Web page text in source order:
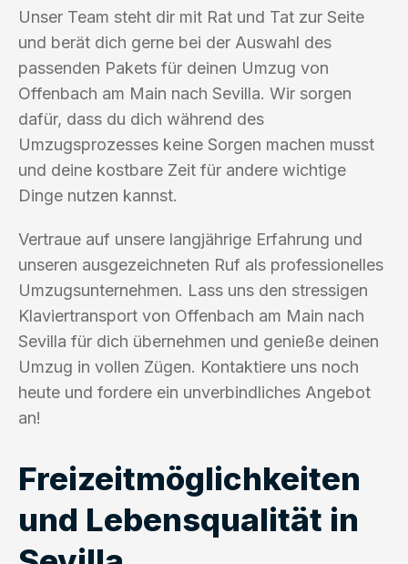
Unser Team steht dir mit Rat und Tat zur Seite
und berät dich gerne bei der Auswahl des
passenden Pakets für deinen Umzug von
Offenbach am Main nach Sevilla. Wir sorgen
dafür, dass du dich während des
Umzugsprozesses keine Sorgen machen musst
und deine kostbare Zeit für andere wichtige
Dinge nutzen kannst.
Vertraue auf unsere langjährige Erfahrung und
unseren ausgezeichneten Ruf als professionelles
Umzugsunternehmen. Lass uns den stressigen
Klaviertransport von Offenbach am Main nach
Sevilla für dich übernehmen und genieße deinen
Umzug in vollen Zügen. Kontaktiere uns noch
heute und fordere ein unverbindliches Angebot
an!
Freizeitmöglichkeiten
und Lebensqualität in